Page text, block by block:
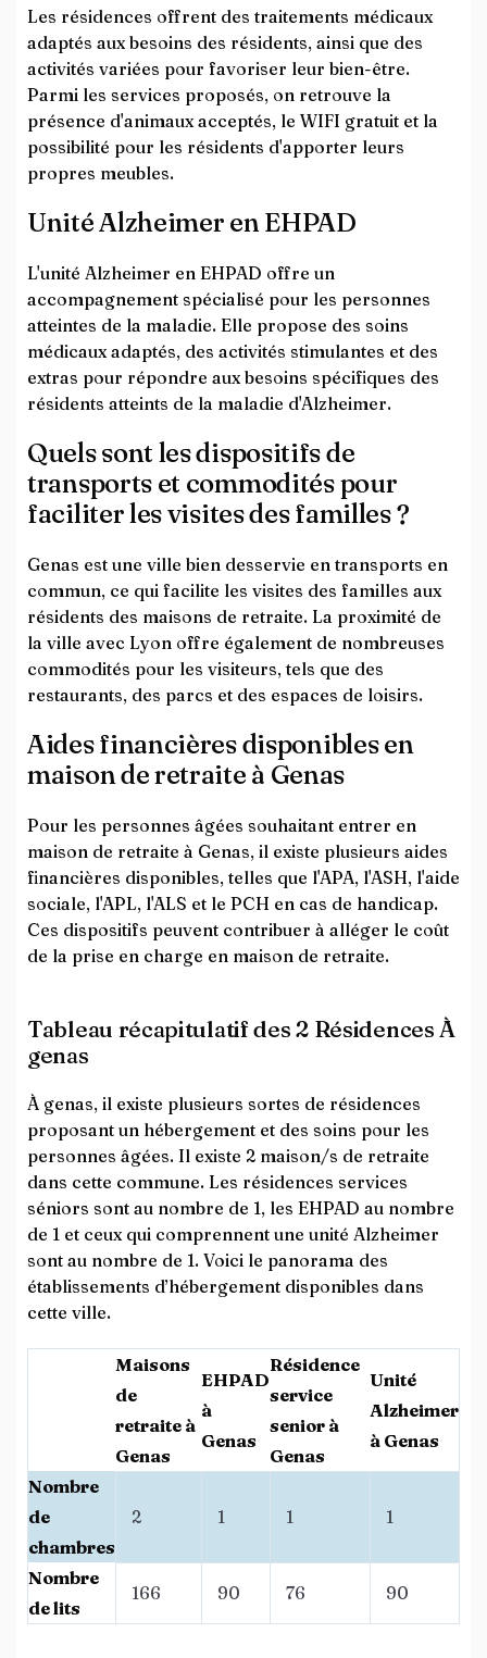
Les résidences offrent des traitements médicaux
adaptés aux besoins des résidents, ainsi que des
activités variées pour favoriser leur bien-être.
Parmi les services proposés, on retrouve la
présence d'animaux acceptés, le WIFI gratuit et la
possibilité pour les résidents d'apporter leurs
propres meubles.
Unité Alzheimer en EHPAD
L'unité Alzheimer en EHPAD offre un
accompagnement spécialisé pour les personnes
atteintes de la maladie. Elle propose des soins
médicaux adaptés, des activités stimulantes et des
extras pour répondre aux besoins spécifiques des
résidents atteints de la maladie d'Alzheimer.
Quels sont les dispositifs de
transports et commodités pour
faciliter les visites des familles ?
Genas est une ville bien desservie en transports en
commun, ce qui facilite les visites des familles aux
résidents des maisons de retraite. La proximité de
la ville avec Lyon offre également de nombreuses
commodités pour les visiteurs, tels que des
restaurants, des parcs et des espaces de loisirs.
Aides financières disponibles en
maison de retraite à Genas
Pour les personnes âgées souhaitant entrer en
maison de retraite à Genas, il existe plusieurs aides
financières disponibles, telles que l'APA, l'ASH, l'aide
sociale, l'APL, l'ALS et le PCH en cas de handicap.
Ces dispositifs peuvent contribuer à alléger le coût
de la prise en charge en maison de retraite.
Tableau récapitulatif des 2 Résidences À
genas
À genas, il existe plusieurs sortes de résidences
proposant un hébergement et des soins pour les
personnes âgées. Il existe 2 maison/s de retraite
dans cette commune. Les résidences services
séniors sont au nombre de 1, les EHPAD au nombre
de 1 et ceux qui comprennent une unité Alzheimer
sont au nombre de 1. Voici le panorama des
établissements d’hébergement disponibles dans
cette ville.
Maisons
de
retraite à
Genas
EHPAD
à
Genas
Résidence
service
senior à
Genas
Unité
Alzheimer
à Genas
Nombre
de
chambres
2 1 1 1
Nombre
de lits
166 90 76 90